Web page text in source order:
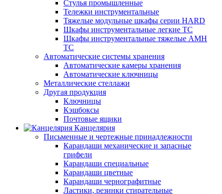
Стулья промышленные
Тележки инструментальные
Тяжелые модульные шкафы серии HARD
Шкафы инструментальные легкие ТС
Шкафы инструментальные тяжелые AMH
TC
Автоматические системы хранения
Автоматические камеры хранения
Автоматические ключницы
Металлические стеллажи
Другая продукция
Ключницы
Кэшбоксы
Почтовые ящики
Канцелярия
Письменные и чертежные принадлежности
Карандаши механические и запасные
грифели
Карандаши специальные
Карандаши цветные
Карандаши чернографитные
Ластики, резинки стирательные